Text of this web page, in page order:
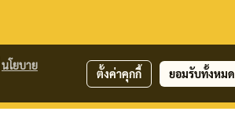
นโยบาย
ตั้งค่าคุกกี้ ยอมรับทั้งหมด